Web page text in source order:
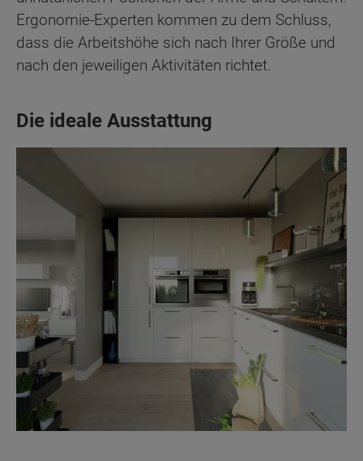
Ergonomie-Experten kommen zu dem Schluss,
dass die Arbeitshöhe sich nach Ihrer Größe und
nach den jeweiligen Aktivitäten richtet.
Die ideale Ausstattung